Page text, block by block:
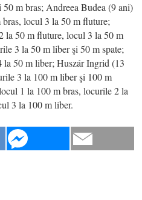
m bras; Andreea Budea (9 ani)
locul 3 la 50 m fluture;
la 50 m fluture, locul 3 la 50 m
3 la 50 m liber şi 50 m spate;
50 m liber; Huszár Ingrid (13
3 la 100 m liber şi 100 m
1 la 100 m bras, locurile 2 la
3 la 100 m liber.